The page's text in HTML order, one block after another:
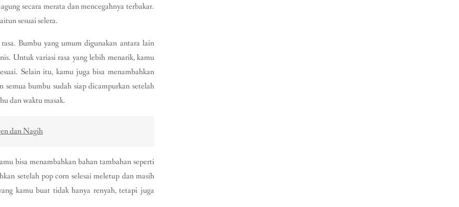
secara merata dan mencegahnya terbakar.
sesuai selera.
Bumbu yang umum digunakan antara lain
Untuk variasi rasa yang lebih menarik, kamu
Selain itu, kamu juga bisa menambahkan
semua bumbu sudah siap dicampurkan setelah
dan waktu masak.
dan Nagih
bisa menambahkan bahan tambahan seperti
setelah pop corn selesai meletup dan masih
kamu buat tidak hanya renyah, tetapi juga